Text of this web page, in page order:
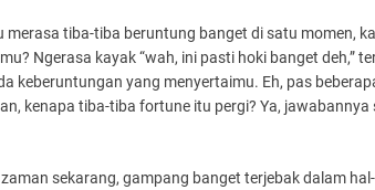
merasa tiba-tiba beruntung banget di satu momen,
Ngerasa kayak “wah, ini pasti hoki banget deh,”
keberuntungan yang menyertaimu. Eh, pas
kenapa tiba-tiba fortune itu pergi? Ya,
sekarang, gampang banget terjebak dalam